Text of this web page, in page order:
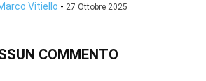
Vitiello - 27 Ottobre 2025
COMMENTO